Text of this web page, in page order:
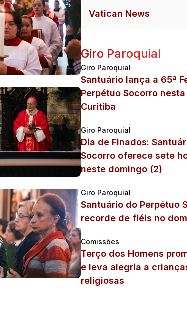
Vatican News
Giro Paroquial
Giro Paroquial
Santuário lança a 65ª
Perpétuo Socorro
Curitiba
Giro Paroquial
Dia de Finados:
Socorro oferece sete
neste domingo (2)
Giro Paroquial
Santuário do Perpétuo
recorde de fiéis no
Comissões
Terço dos Homens
e leva alegria a
religiosas